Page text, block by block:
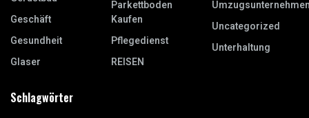
Geschäft
Gesundheit
Glaser
Parkettboden
Kaufen
Pflegedienst
REISEN
Uncategorized
Unterhaltung
Schlagwörter